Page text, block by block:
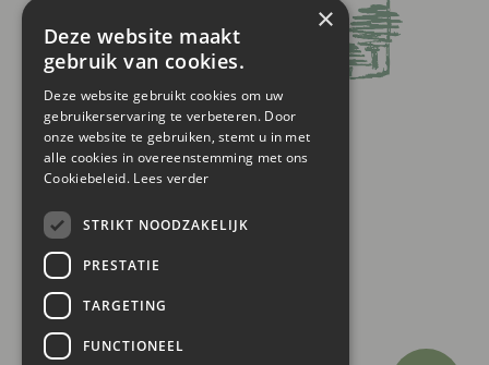
SHOP ONLINE
OPENINGSUREN
×
Deze website maakt
gebruik van cookies.
Deze website gebruikt cookies om uw
gebruikerservaring te verbeteren. Door
onze website te gebruiken, stemt u in met
alle cookies in overeenstemming met ons
Cookiebeleid. Lees verder
STRIKT NOODZAKELIJK
PRESTATIE
TARGETING
FUNCTIONEEL